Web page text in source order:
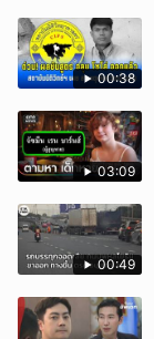
00:38
03:09
00:49